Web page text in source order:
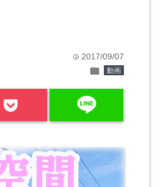
time 2017/09/07
folder 動画
line